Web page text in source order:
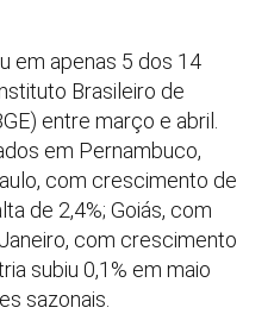
em apenas 5 dos 14
Brasileiro de
entre março e abril.
em Pernambuco,
com crescimento de
de 2,4%; Goiás, com
com crescimento
subiu 0,1% em maio
sazonais.